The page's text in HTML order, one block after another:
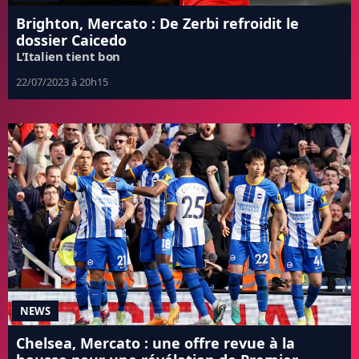
Brighton, Mercato : De Zerbi refroidit le
dossier Caicedo
L'Italien tient bon
22/07/2023 à 20h15
NEWS
Chelsea, Mercato : une offre revue à la